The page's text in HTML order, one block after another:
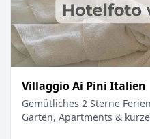
Villaggio Ai Pini Italien
Gemütliches 2 Sterne
Garten, Apartments &